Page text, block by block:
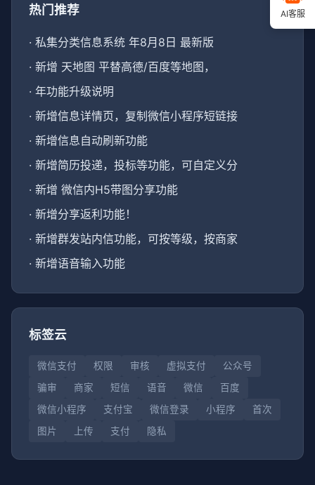
热门推荐
· 私集分类信息系统 年8月8日 最新版
· 新增 天地图 平替高德/百度等地图，
· 年功能升级说明
· 新增信息详情页，复制微信小程序短链接
· 新增信息自动刷新功能
· 新增简历投递，投标等功能，可自定义分
· 新增 微信内H5带图分享功能
· 新增分享返利功能！
· 新增群发站内信功能，可按等级，按商家
· 新增语音输入功能
标签云
微信支付 权限 审核 虚拟支付
公众号
骗审
商家 短信 语音 微信
百度
微信小程序
支付宝 微信登录 小程序
首次
图片
上传 支付 隐私
AI客服